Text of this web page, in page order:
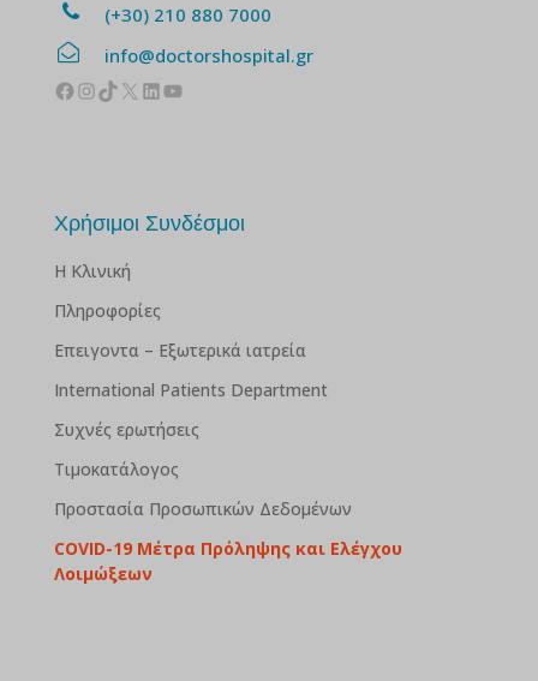
(+30) 210 880 7000
info@doctorshospital.gr
Facebook
Instagram
TikTok
X Linkedin
YouTube
Χρήσιμοι Συνδέσμοι
Η Κλινική
Πληροφορίες
Επειγοντα – Εξωτερικά ιατρεία
International Patients Department
Συχνές ερωτήσεις
Τιμοκατάλογος
Προστασία Προσωπικών Δεδομένων
COVID-19 Μέτρα Πρόληψης και Ελέγχου
Λοιμώξεων